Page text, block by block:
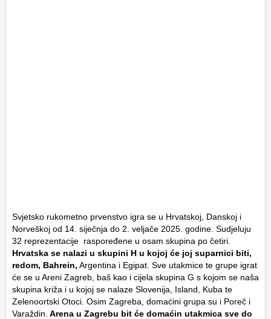
Svjetsko rukometno prvenstvo igra se u Hrvatskoj, Danskoj i
Norveškoj od 14. siječnja do 2. veljače 2025. godine. Sudjeluju
32 reprezentacije raspoređene u osam skupina po četiri.
Hrvatska se nalazi u skupini H u kojoj će joj suparnici biti,
redom, Bahrein, Argentina i Egipat. Sve utakmice te grupe igrat
će se u Areni Zagreb, baš kao i cijela skupina G s kojom se naša
skupina križa i u kojoj se nalaze Slovenija, Island, Kuba te
Zelenoortski Otoci. Osim Zagreba, domaćini grupa su i Poreč i
Varaždin. Arena u Zagrebu bit će domaćin utakmica sve do